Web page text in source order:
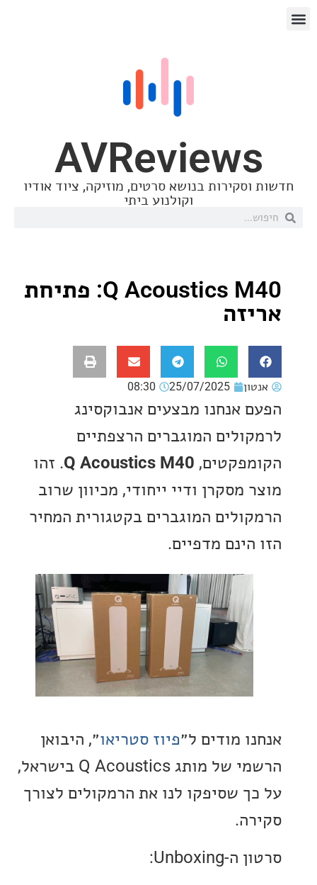
בנושא סרטים, מוזיקה, ציוד אודיו
וקולנוע ביתי
Q Acoustics M40: פתיחת
25/07/2025
08:30
אנחנו מבצעים אנבוקסינג
המוגברים הרצפתיים
Q Acoustics M40. זהו
מסקרן ודיי ייחודי, מכיוון שרוב
המוגברים בקטגורית המחיר
מדפיים.
מודים ל״ פיוז סטריאו״, היבואן
הרשמי של מותג Q Acoustics בישראל,
שסיפקו לנו את הרמקולים לצורך